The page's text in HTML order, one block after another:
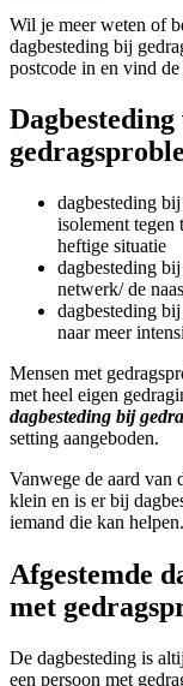
Wil je meer weten of
dagbesteding bij
postcode in en vind
dagbesteding
isolement tegen
heftige situatie
dagbesteding
netwerk/ de
dagbesteding
naar meer
Mensen met
met heel eigen
dagbesteding bij
setting aangeboden.
Vanwege de aard van
klein en is er bij
iemand die kan helpen.
Afgestemde
met
De dagbesteding is
een persoon met